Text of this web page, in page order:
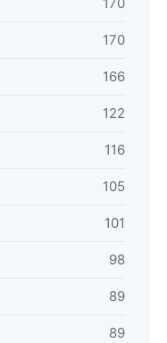
170
170
166
122
116
105
101
98
89
89